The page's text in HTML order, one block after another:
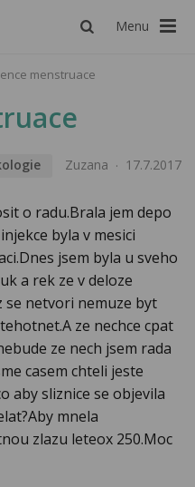
Menu
menstruace
Zuzana 17.7.2017
o radu.Brala jem depo
byla v mesici
jsem byla u sveho
a rek ze v deloze
se netvori nemuze byt
ze nechce cpat
ze nech jsem rada
casem chteli jeste
aby sliznice se objevila
mnela
zlazu leteox 250.Moc